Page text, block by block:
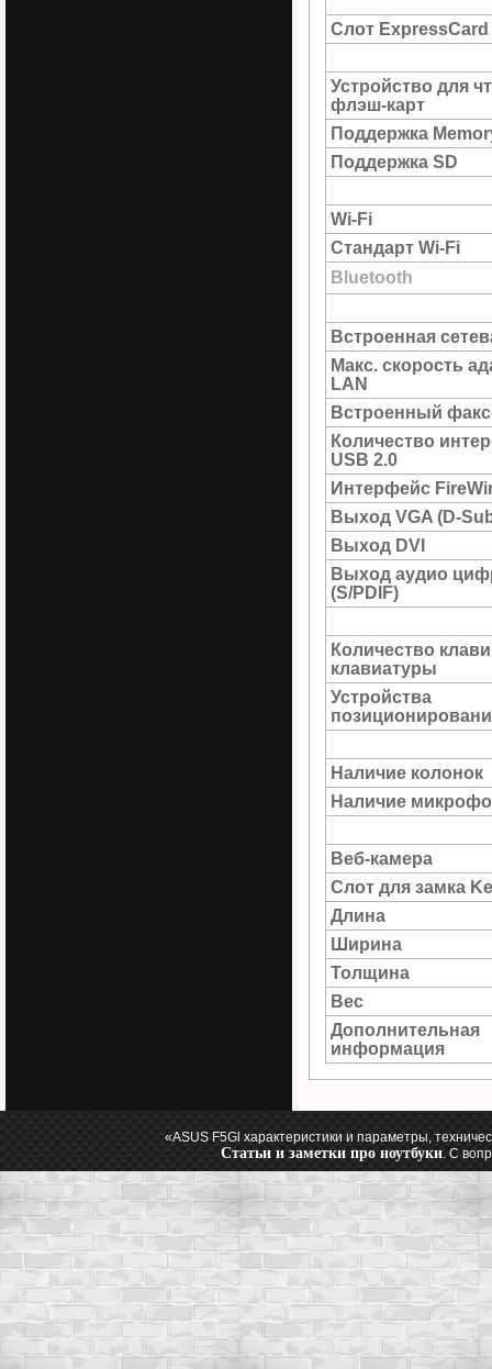
Слот ExpressCard
Устройство для
флэш-карт
Поддержка
Поддержка SD
Wi-Fi
Стандарт Wi-Fi
Bluetooth
Встроенная
Макс. скорость
LAN
Встроенный
Количество
USB 2.0
Интерфейс
Выход VGA (D-
Выход DVI
Выход аудио
(S/PDIF)
Количество
клавиатуры
Устройства
Наличие колонок
Наличие
Веб-камера
Слот для замка
Длина
Ширина
Толщина
Вес
Дополнительная
информация
«ASUS F5Gl характеристики и параметры,
Статьи и заметки про ноутбуки. С